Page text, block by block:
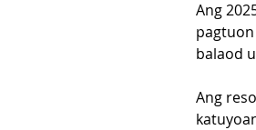
Ang
balaod
Ang